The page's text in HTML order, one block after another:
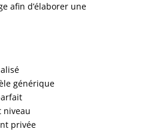
afin d’élaborer une
générique
niveau
privée